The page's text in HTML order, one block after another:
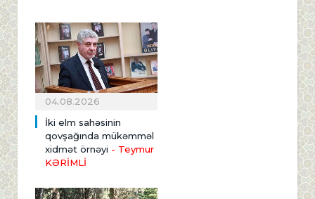
04.08.2026
İki elm sahəsinin
qovşağında mükəmməl
xidmət örnəyi - Teymur
KƏRİMLİ